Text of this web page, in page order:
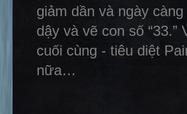
giảm dần và ngày
dậy và vẽ con số
cuối cùng - tiêu diệt
nữa…